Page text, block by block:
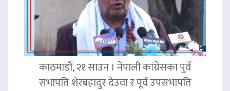
काठमाडौं, २१ साउन । नेपाली कांग्रेसका पुर्व
सभापति शेरबहादुर देउवा र पूर्व उपसभापति